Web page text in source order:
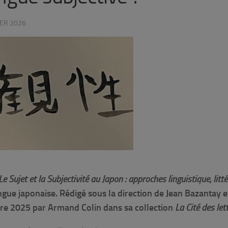
2026
Sujet et la Subjectivité au Japon : approches linguistique,
japonaise. Rédigé sous la direction de Jean Bazantay
2025 par Armand Colin dans sa collection La Cité des